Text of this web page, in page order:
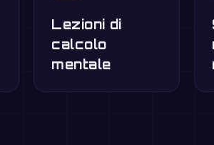
Lezioni di
calcolo
mentale